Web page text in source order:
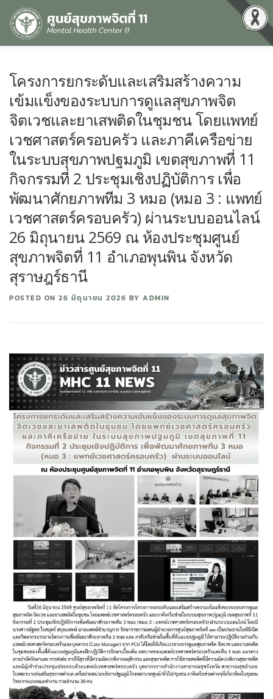
Menu
ศูนย์ข้อมูลข่าวสาร DATA CATALOG สื่อสุขภาพจิต
คู่มือ สำหรับบุคลากร
โครงการยกระดับและเสริมสร้างความ
เข้มแข็งของระบบการดูแลสุขภาพจิต
จิตเวชและยาเสพติดในชุมชน โดยแพทย์
เวชศาสตร์ครอบครัว และภาคีเครือข่าย
ในระบบสุขภาพปฐมภูมิ เขตสุขภาพที่ 11
กิจกรรมที่ 2 ประชุมเชิงปฏิบัติการ เพื่อ
พัฒนาศักยภาพทีม 3 หมอ (หมอ 3 : แพทย์
เวชศาสตร์ครอบครัว) ผ่านระบบออนไลน์
26 มิถุนายน 2569 ณ ห้องประชุมศูนย์
สุขภาพจิตที่ 11 อำเภอพุนพิน จังหวัด
สุราษฎร์ธานี
POSTED ON 26 มิถุนายน 2026 BY ADMIN